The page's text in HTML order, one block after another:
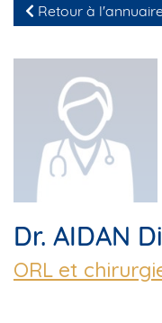
Retour à
Dr. AIDAN
ORL et